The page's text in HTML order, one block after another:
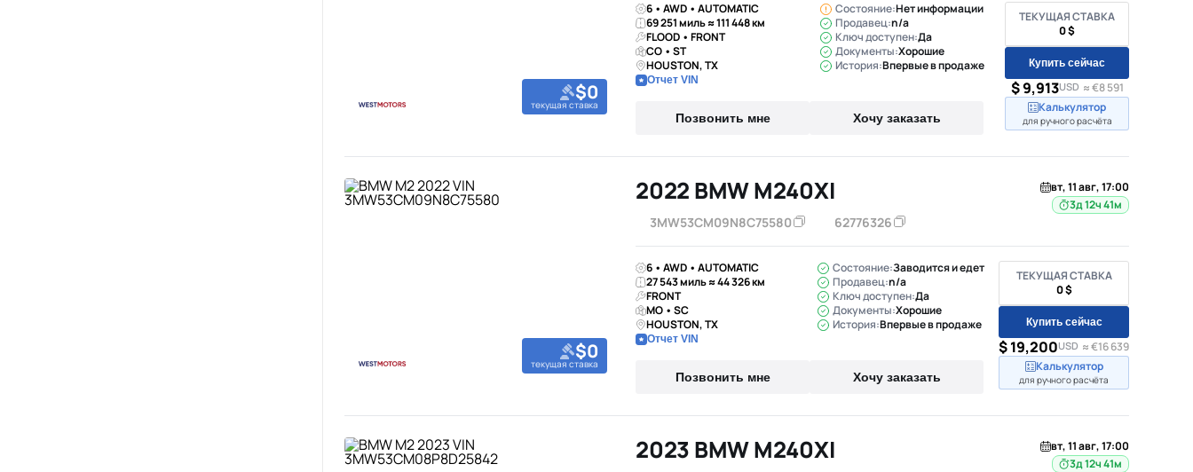
$0
текущая ставка
6 • AWD • AUTOMATIC
69 251 миль ≈ 111 448 км
FLOOD • FRONT
CO • ST
HOUSTON, TX
Отчет VIN
Состояние:Нет информации
Продавец:n/a
Ключ доступен:Да
Документы:Хорошие
История:Впервые в продаже
Позвонить мне Хочу заказать
ТЕКУЩАЯ СТАВКА
0 $
Купить сейчас
$ 9,913USD ≈ €8 591
Калькулятор
для ручного расчёта
$0
текущая ставка
2022 BMW M240XI
3MW53CM09N8C75580 62776326
вт, 11 авг, 17:00
3д 12ч 41м
6 • AWD • AUTOMATIC
27 543 миль ≈ 44 326 км
FRONT
MO • SC
HOUSTON, TX
Отчет VIN
Состояние:Заводится и едет
Продавец:n/a
Ключ доступен:Да
Документы:Хорошие
История:Впервые в продаже
Позвонить мне Хочу заказать
ТЕКУЩАЯ СТАВКА
0 $
Купить сейчас
$ 19,200USD ≈ €16 639
Калькулятор
для ручного расчёта
2023 BMW M240XI
вт, 11 авг, 17:00
3д 12ч 41м